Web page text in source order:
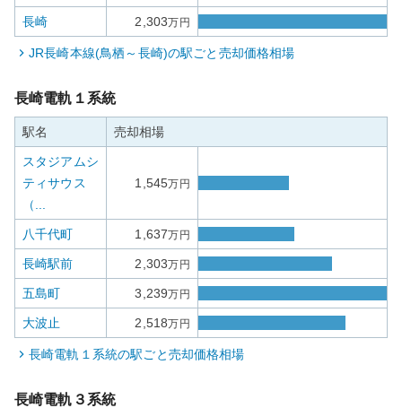
長崎 2,303万円
JR長崎本線(鳥栖～長崎)の駅ごと売却価格相場
長崎電軌１系統
駅名 売却相場
スタジアムシ
ティサウス
（...
1,545万円
八千代町 1,637万円
長崎駅前 2,303万円
五島町 3,239万円
大波止 2,518万円
長崎電軌１系統の駅ごと売却価格相場
長崎電軌３系統